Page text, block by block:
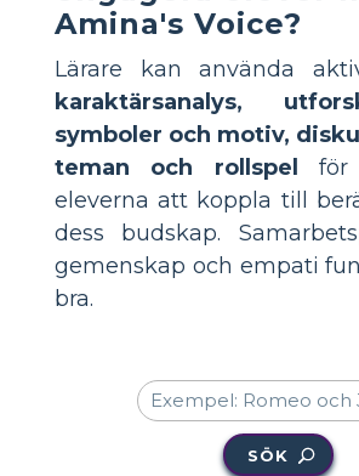
Amina's Voice?
Lärare kan använda
karaktärsanalys,
symboler och motiv,
teman och rollspel
för
eleverna att koppla till
dess budskap.
gemenskap och empati
bra.
SÖK